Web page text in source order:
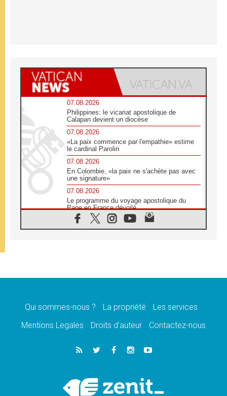
07.08.2026
Philippines: le vicariat apostolique de
Calapan devient un diocèse
07.08.2026
«La paix commence par l'empathie» estime
le cardinal Parolin
07.08.2026
En Colombie, «la paix ne s'achète pas avec
une signature»
07.08.2026
Le programme du voyage apostolique du
Pape en France dévoilé
07.08.2026
1ère Conférence continentale sur l'éducation
07.08.2026
07.08.2026
lancement des «dix jours de prière pour la
06.08.2026
Préparatifs des JMJ 2027 à Séoul: «c'est
Chrétiens et confucéens: respect et sagesse
pour relever les «défis urgents»
Qui sommes-nous ? La propriété
Les services
Mentions Legales
Droits d’auteur Contactez-nous